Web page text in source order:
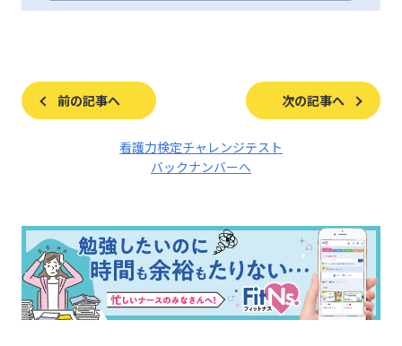
前の記事へ 次の記事へ
看護力検定チャレンジテスト
バックナンバーへ